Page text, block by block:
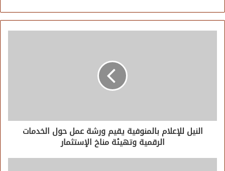
النيل للإعلام بالمنوفية يقيم ورشة عمل حول الخدمات
الرقمية وتهيئة مناخ الإستثمار